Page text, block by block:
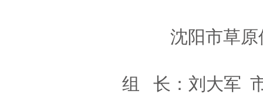
沈阳市草
组 长：刘大军